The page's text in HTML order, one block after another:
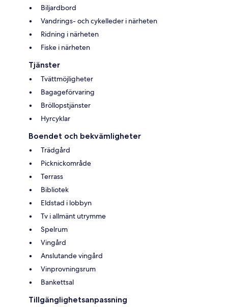
Biljardbord
Vandrings- och cykelleder i närheten
Ridning i närheten
Fiske i närheten
Tjänster
Tvättmöjligheter
Bagageförvaring
Bröllopstjänster
Hyrcyklar
Boendet och bekvämligheter
Trädgård
Picknickområde
Terrass
Bibliotek
Eldstad i lobbyn
Tv i allmänt utrymme
Spelrum
Vingård
Anslutande vingård
Vinprovningsrum
Bankettsal
Tillgänglighetsanpassning